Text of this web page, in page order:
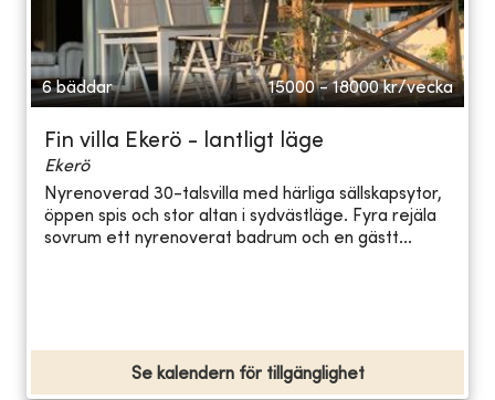
6 bäddar 15000 - 18000 kr/vecka
Fin villa Ekerö - lantligt läge
Ekerö
Nyrenoverad 30-talsvilla med härliga sällskapsytor,
öppen spis och stor altan i sydvästläge. Fyra rejäla
sovrum ett nyrenoverat badrum och en gästt...
Se kalendern för tillgänglighet